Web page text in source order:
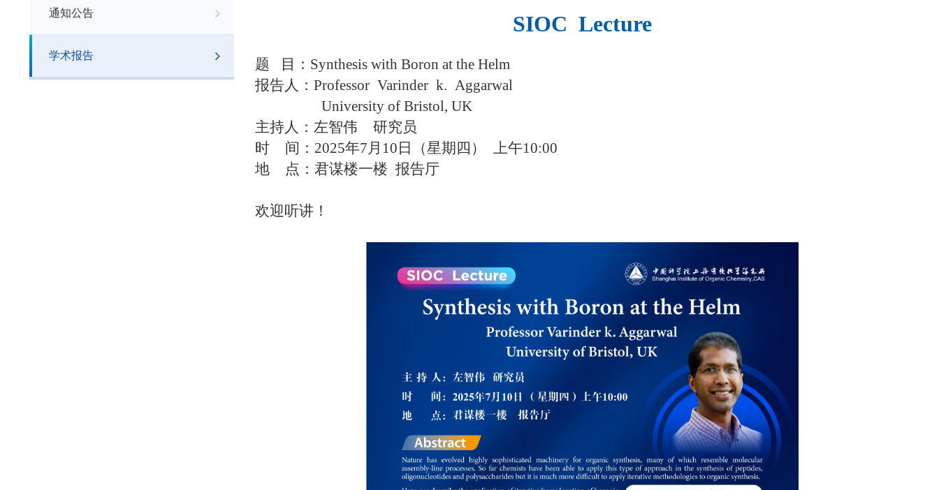
通知公告
学术报告
SIOC Lecture
题 目： Synthesis with Boron at the Helm
报告人： Professor Varinder k. Aggarwal
University of Bristol, UK
主持人：左智伟 研究员
时 间：2025年7月10日（星期四） 上午10:00
地
点：君谋楼一楼 报告厅
欢迎听讲！